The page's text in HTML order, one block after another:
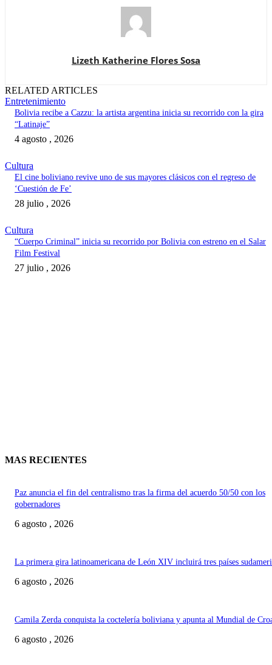
Lizeth Katherine Flores Sosa
RELATED ARTICLES
Entretenimiento
Bolivia recibe a Cazzu: la artista argentina inicia su recorrido con la gira
“Latinaje”
4 agosto , 2026
Cultura
El cine boliviano revive uno de sus mayores clásicos con el regreso de
‘Cuestión de Fe’
28 julio , 2026
Cultura
“Cuerpo Criminal” inicia su recorrido por Bolivia con estreno en el Salar
Film Festival
27 julio , 2026
MAS RECIENTES
Paz anuncia el fin del centralismo tras la firma del acuerdo 50/50 con los
gobernadores
6 agosto , 2026
La primera gira latinoamericana de León XIV incluirá tres países
6 agosto , 2026
Camila Zerda conquista la coctelería boliviana y apunta al Mundial de
6 agosto , 2026